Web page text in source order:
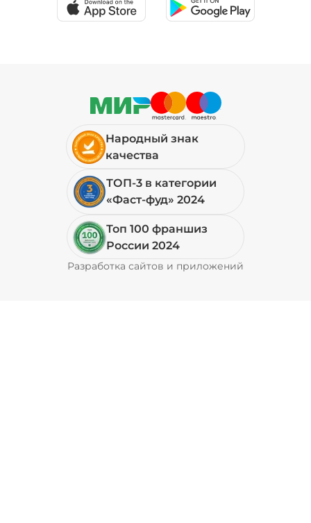
Народный знак
качества
ТОП-3 в категории
«Фаст-фуд» 2024
Топ 100 франшиз
России 2024
Разработка сайтов и приложений
Pyrobyte